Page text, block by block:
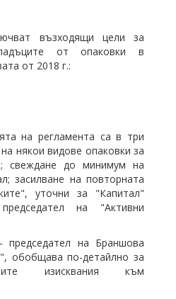
възходящи цели за
от опаковки в
от 2018 г.:
на регламента са в три
някои видове опаковки за
свеждане до минимум на
засилване на повторната
уточни за "Капитал"
на "Активни
председател на Браншова
обобщава по-детайлно за
изисквания към